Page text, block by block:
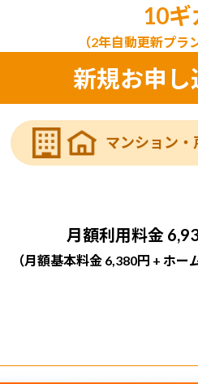
10ギ
（2年自動更新プラ
新規お申し
マンション
月額利用料金
（月額基本料金 6,380円 + ホー